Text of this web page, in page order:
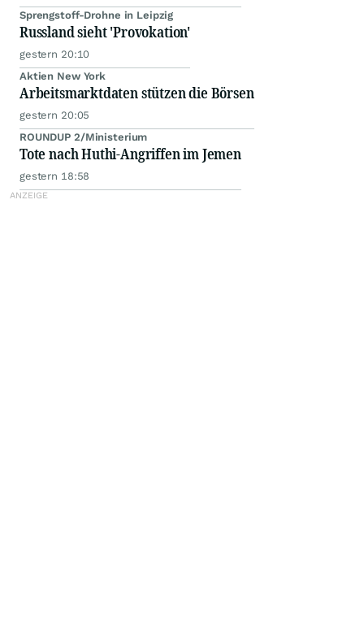
Sprengstoff-Drohne in Leipzig
Russland sieht 'Provokation'
gestern 20:10
Aktien New York
Arbeitsmarktdaten stützen die Börsen
gestern 20:05
ROUNDUP 2/Ministerium
Tote nach Huthi-Angriffen im Jemen
gestern 18:58